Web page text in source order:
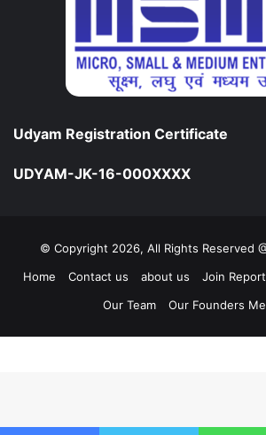
Udyam Registration Certificate
UDYAM-JK-16-000XXXX
© Copyright 2026, All Rights Reserved
Home
Contact us about us Join
Our Team
Our Founders